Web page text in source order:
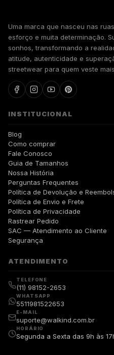
Uma marca que nasceu nas
esforço e muita determinação.
sonhos, transformando a
atitude, autenticidade e
streetwear para quem veste
INSTITUCIONAL
Blog
Como comprar
Fale Conosco
Guia de Tamanhos
Nossa História
Perguntas Frequentes
Política de Devolução e
Política de Envio e Frete
Política de Privacidade
Rastrear Pedido
SAC — Atendimento ao Cliente
Segurança
ATENDIMENTO
TELEFONE
(11) 98152-2653
WHATSAPP
5511981522653
E-MAIL
suporte@walkind.com.br
HORÁRIO
Segunda a Sexta das 9h às